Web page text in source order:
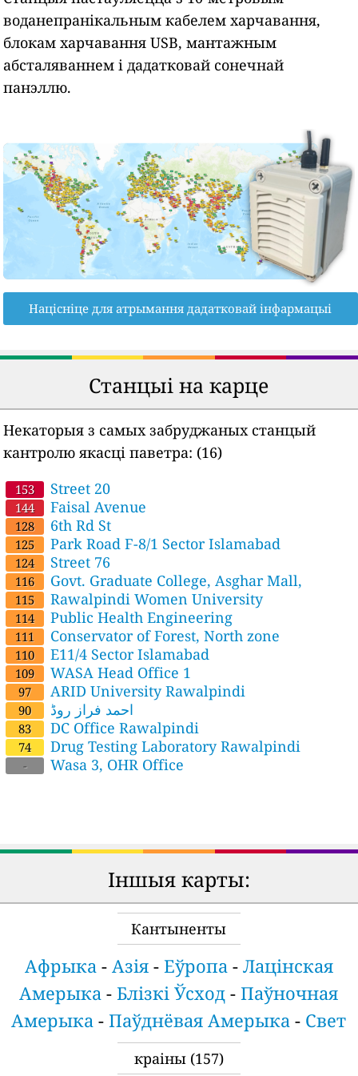
воданепранікальным кабелем харчавання,
блокам харчавання USB, мантажным
абсталяваннем і дадатковай сонечнай
панэллю.
Націсніце для атрымання дадатковай інфармацыі
Станцыі на карце
Некаторыя з самых забруджаных станцый
кантролю якасці паветра: (16)
153 Street 20
144 Faisal Avenue
128 6th Rd St
125 Park Road F-8/1 Sector Islamabad
124 Street 76
116 Govt. Graduate College, Asghar Mall,
115 Rawalpindi Women University
114 Public Health Engineering
111 Conservator of Forest, North zone
110 E11/4 Sector Islamabad
109 WASA Head Office 1
97 ARID University Rawalpindi
90 احمد فراز روڈ
83 DC Office Rawalpindi
74 Drug Testing Laboratory Rawalpindi
- Wasa 3, OHR Office
Іншыя карты:
Кантыненты
Афрыка - Азія - Еўропа - Лацінская
Амерыка -Блізкі Ўсход -Паўночная
Амерыка -Паўднёвая Амерыка - Свет
краіны (157)